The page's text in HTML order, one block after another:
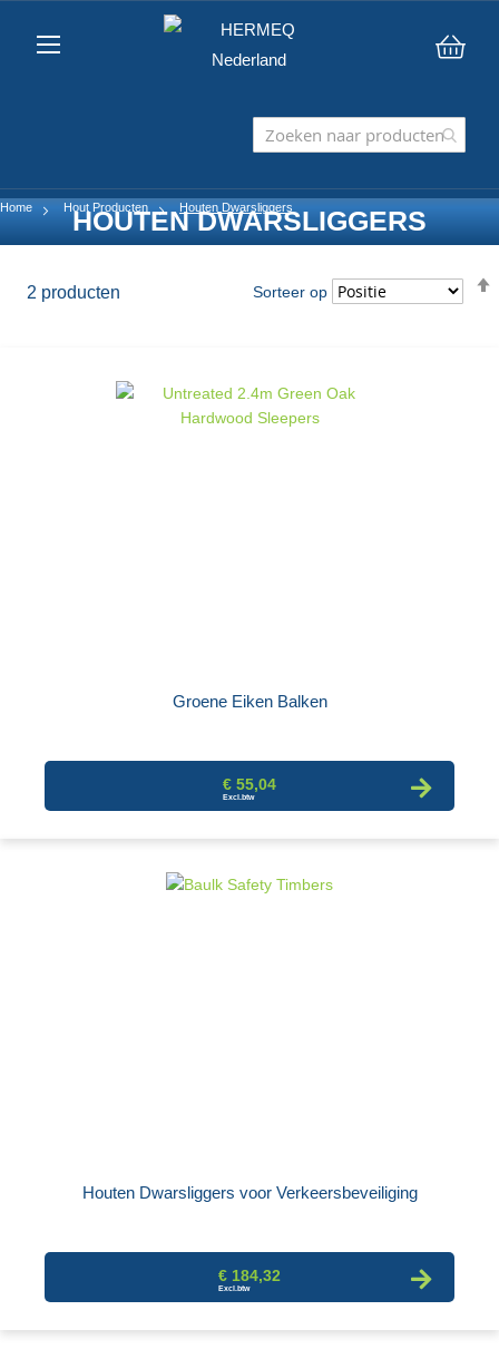
Home Hout Producten Houten Dwarsliggers
HOUTEN DWARSLIGGERS
2 producten Sorteer op
Groene Eiken Balken
€ 55,04
Houten Dwarsliggers voor Verkeersbeveiliging
€ 184,32